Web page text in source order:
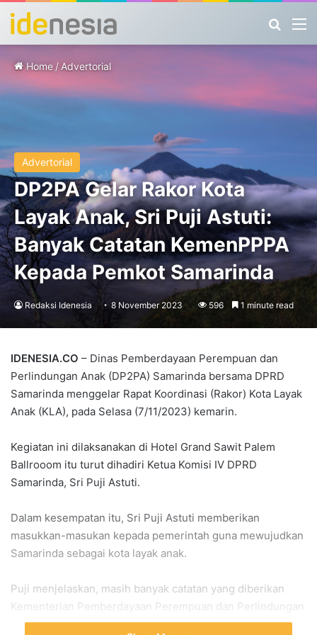
Home / Advertorial
Advertorial
DP2PA Gelar Rakor Kota
Layak Anak, Sri Puji Astuti:
Banyak Catatan KemenPPPA
Kepada Pemkot Samarinda
Redaksi Idenesia 8 November 2023 596 1 minute read
IDENESIA.CO – Dinas Pemberdayaan Perempuan dan
Perlindungan Anak (DP2PA) Samarinda bersama DPRD
Samarinda menggelar Rapat Koordinasi (Rakor) Kota Layak
Anak (KLA), pada Selasa (7/11/2023) kemarin.
Kegiatan ini dilaksanakan di Hotel Grand Sawit Palem
Ballrooom itu turut dihadiri Ketua Komisi IV DPRD
Samarinda, Sri Puji Astuti.
Dalam kesempatan itu, Sri Puji Astuti memberikan
masukkan-masukan kepada pemerintah guna mewujudkan
Samarinda sebagai kota layak anak.
Puji menjelaskan, masih banyak catatan yang diberikan
Kementerian Pemberdayaan Perempuan dan Perlindungan
Anak (KemenPPPA) kepada Pemkot Samarinda.